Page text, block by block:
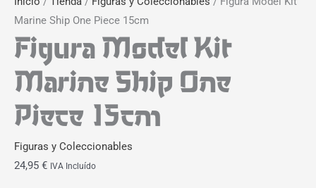
Marine Ship One Piece 15cm
Figura Model Kit
Marine Ship One
Piece 15cm
Figuras y Coleccionables
24,95 € IVA Incluído